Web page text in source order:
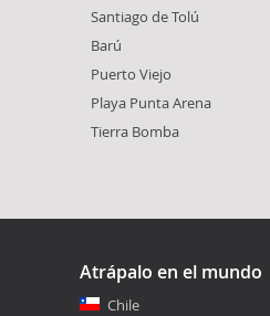
Santiago de Tolú
Barú
Puerto Viejo
Playa Punta Arena
Tierra Bomba
Atrápalo en el mundo
Chile